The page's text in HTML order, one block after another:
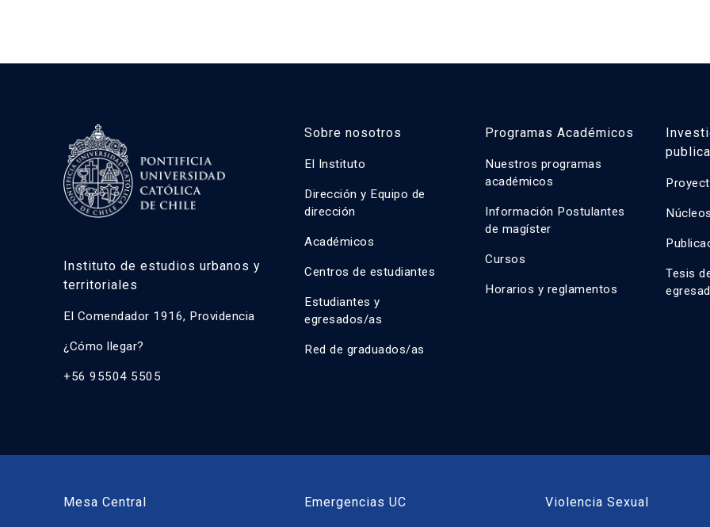
Instituto de estudios urbanos y
territoriales
El Comendador 1916, Providencia
¿Cómo llegar?
+56 95504 5505
Sobre nosotros
El Instituto
Dirección y Equipo de
dirección
Académicos
Centros de estudiantes
Estudiantes y
egresados/as
Red de graduados/as
Programas Académicos
Nuestros programas
académicos
Información Postulantes
de magíster
Cursos
Horarios y reglamentos
Tesis
Mesa Central Emergencias UC Violencia Sexual